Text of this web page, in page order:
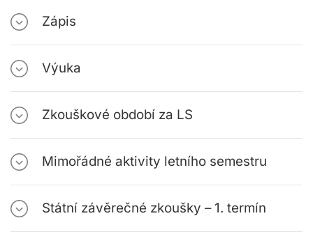
Zápis
Výuka
Zkouškové období za LS
Mimořádné aktivity letního semestru
Státní závěrečné zkoušky – 1. termín